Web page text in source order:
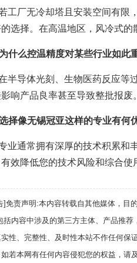
工厂无冷却塔且安装空间有限
选择。在高温地区，风冷式的
什么控温精度对某些行业如此
半导体光刻、生物医药反应等
响产品良率甚至导致整批报废。
择像无锡冠亚这样的专业有何
业通常拥有深厚的技术积累和
效降低您的技术风险和综合使
]免责声明:本内容转载自其他媒体，目
括内容中涉及的第三方主体、产品推
实性、完整性、及时性本站不作任何保
若本网有任何内容侵犯您的权益，请